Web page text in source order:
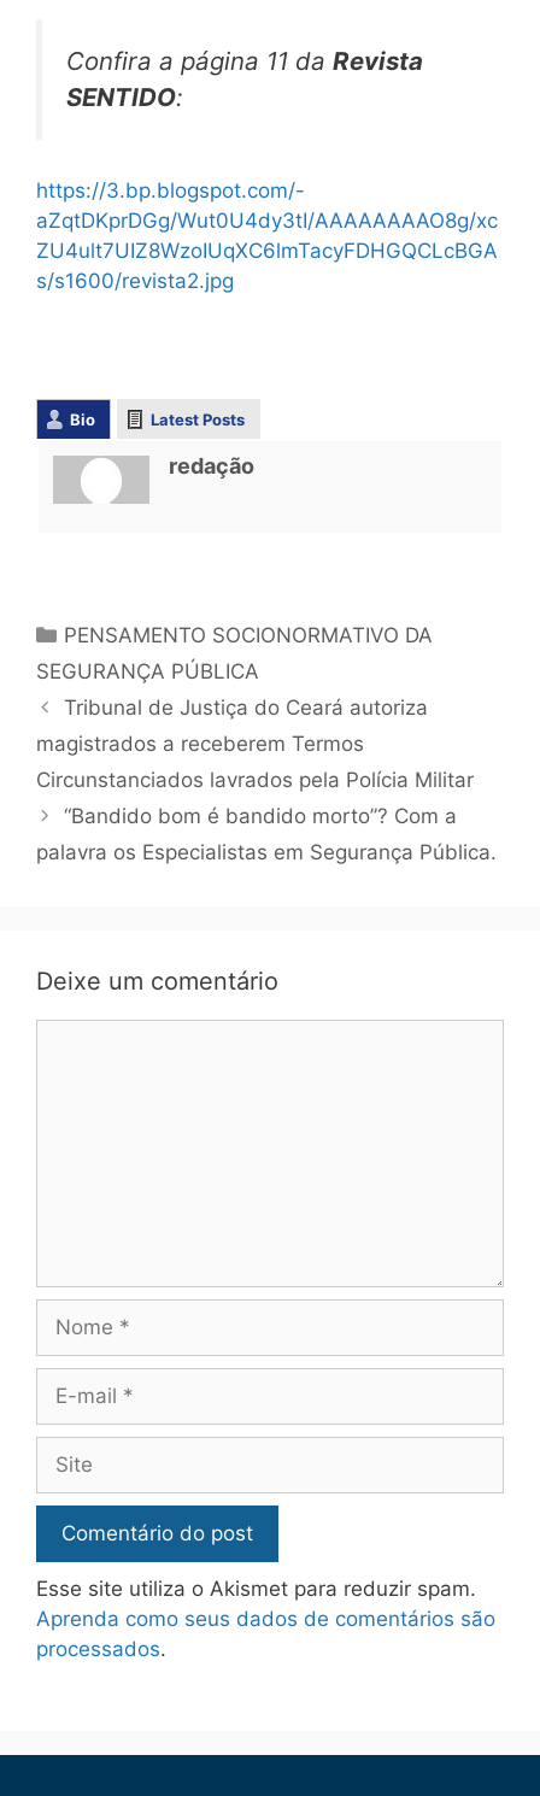
Confira a página 11 da Revista
SENTIDO:
https://3.bp.blogspot.com/-
aZqtDKprDGg/Wut0U4dy3tI/AAAAAAAAO8g/xc
ZU4ult7UIZ8WzoIUqXC6lmTacyFDHGQCLcBGA
s/s1600/revista2.jpg
Bio Latest Posts
redação
PENSAMENTO SOCIONORMATIVO DA
SEGURANÇA PÚBLICA
Tribunal de Justiça do Ceará autoriza
magistrados a receberem Termos
Circunstanciados lavrados pela Polícia Militar
“Bandido bom é bandido morto”? Com a
palavra os Especialistas em Segurança Pública.
Deixe um comentário
Esse site utiliza o Akismet para reduzir spam.
Aprenda como seus dados de comentários são
processados.